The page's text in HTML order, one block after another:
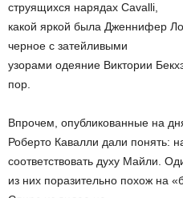
струящихся нарядах Cavalli,
какой яркой была Дженнифер
черное с затейливыми
узорами одеяние Виктории
пор.
Впрочем, опубликованные на
Роберто Кавалли дали понять:
соответствовать духу Майли.
из них поразительно похож на